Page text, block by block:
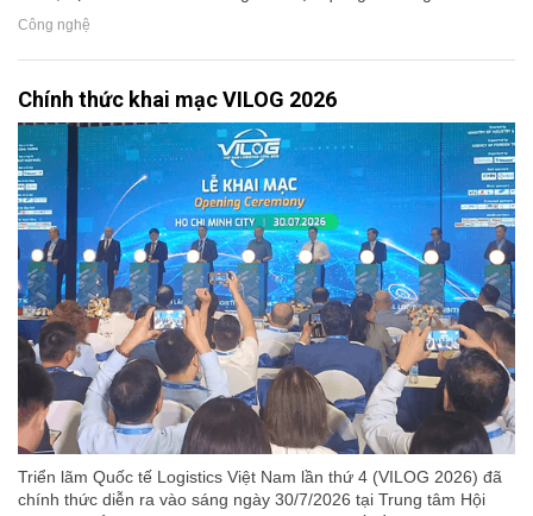
Công nghệ
Chính thức khai mạc VILOG 2026
Triển lãm Quốc tế Logistics Việt Nam lần thứ 4 (VILOG 2026) đã
chính thức diễn ra vào sáng ngày 30/7/2026 tại Trung tâm Hội